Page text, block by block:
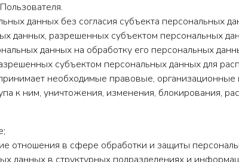
данных без согласия субъекта персональных
данных, разрешенных субъектом персональных
данных на обработку его персональных
субъектом персональных данных для
необходимые правовые, организационные
к ним, уничтожения, изменения, блокирования,
отношения в сфере обработки и защиты